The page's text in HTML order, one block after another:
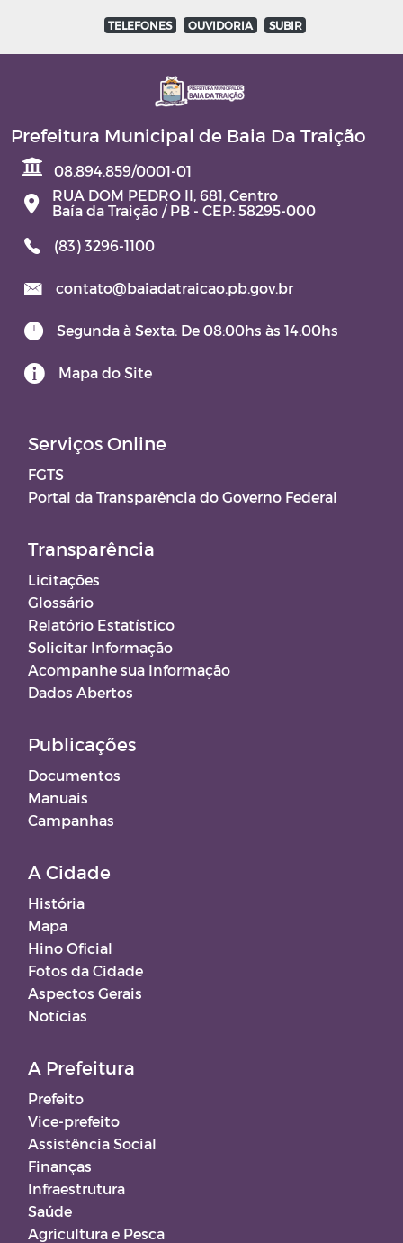
TELEFONES OUVIDORIA SUBIR
Prefeitura Municipal de Baia Da Traição
08.894.859/0001-01
RUA DOM PEDRO II, 681, Centro
Baía da Traição / PB - CEP: 58295-000
(83) 3296-1100
contato@baiadatraicao.pb.gov.br
Segunda à Sexta: De 08:00hs às 14:00hs
Mapa do Site
Serviços Online
FGTS
Portal da Transparência do Governo Federal
Transparência
Licitações
Glossário
Relatório Estatístico
Solicitar Informação
Acompanhe sua Informação
Dados Abertos
Publicações
Documentos
Manuais
Campanhas
A Cidade
História
Mapa
Hino Oficial
Fotos da Cidade
Aspectos Gerais
Notícias
A Prefeitura
Prefeito
Vice-prefeito
Assistência Social
Finanças
Infraestrutura
Saúde
Agricultura e Pesca